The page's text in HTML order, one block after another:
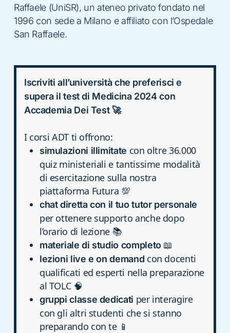
Raffaele (UniSR), un ateneo privato fondato nel
1996 con sede a Milano e affiliato con l’Ospedale
San Raffaele.
Iscriviti all’università che preferisci e
supera il test di Medicina 2024 con
Accademia Dei Test 🚀
I corsi ADT ti offrono:
simulazioni illimitate con oltre 36.000
quiz ministeriali e tantissime modalità
di esercitazione sulla nostra
piattaforma Futura 💯
chat diretta con il tuo tutor personale
per ottenere supporto anche dopo
l’orario di lezione 📚
materiale di studio completo📖
lezioni live e on demand con docenti
qualificati ed esperti nella preparazione
al TOLC 🧠
gruppi classe dedicati per interagire
con gli altri studenti che si stanno
preparando con te 📱